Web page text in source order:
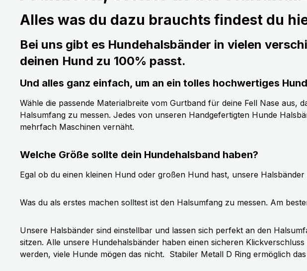
Alles was du dazu brauchts findest du
Bei uns gibt es Hundehalsbänder in vielen
deinen Hund zu 100% passt.
Und alles ganz einfach, um an ein tolles hochwertiges
Wähle die passende Materialbreite vom Gurtband für deine Fell Nase aus,
Halsumfang zu messen. Jedes von unseren Handgefertigten Hunde
mehrfach Maschinen vernäht.
Welche Größe sollte dein Hundehalsband haben?
Egal ob du einen kleinen Hund oder großen Hund hast, unsere
Was du als erstes machen solltest ist den Halsumfang zu messen. Am
Unsere Halsbänder sind einstellbar und lassen sich perfekt an den
sitzen. Alle unsere Hundehalsbänder haben einen sicheren
werden, viele Hunde mögen das nicht. Stabiler Metall D Ring ermöglich